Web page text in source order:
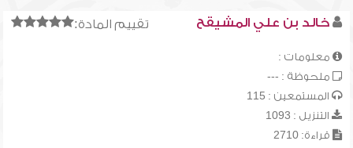
تقييم المادة: خالد بن علي المشيقح
معلومات :
ملحوظة : ---
المستمعين : 115
التنزيل : 1093
قراءة: 2710